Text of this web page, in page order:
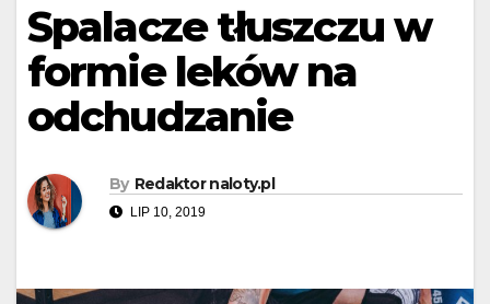
Spalacze tłuszczu w
formie leków na
odchudzanie
By Redaktor naloty.pl
LIP 10, 2019